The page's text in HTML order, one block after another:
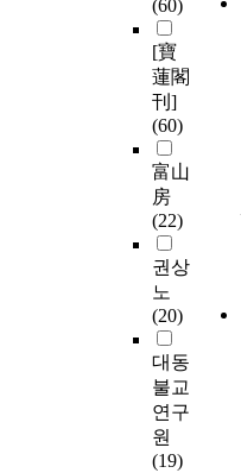
(60)
[寶
蓮閣
刊]
(60)
富山
房
(22)
권상
노
(20)
대동
불교
연구
원
(19)